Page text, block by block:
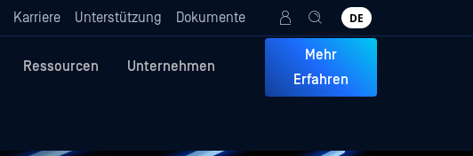
Karriere Unterstützung Dokumente DE
Ressourcen Unternehmen
Mehr
Erfahren